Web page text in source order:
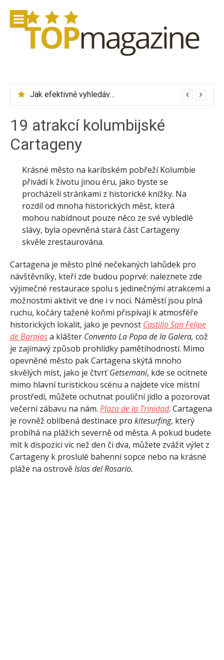
obsah
Zalando Lounge – značkové oblečení se slevou až 75 %
19 atrakcí kolumbijské
Cartageny
Krásné město na karibském pobřeží Kolumbie
přivádí k životu jinou éru, jako byste se
procházeli stránkami z historické knížky. Na
rozdíl od mnoha historických měst, která
mohou nabídnout pouze něco ze své vybledlé
slávy, byla opevněná stará část Cartageny
skvěle zrestaurována.
Cartagena je město plné nečekaných lahůdek pro
návštěvníky, kteří zde budou poprvé: naleznete zde
výjimečné restaurace spolu s jedinečnými atrakcemi a
možnostmi aktivit ve dne i v noci. Náměstí jsou plná
ruchu, kočáry tažené koňmi přispívají k atmosféře
historických lokalit, jako je pevnost Castillo San Felipe
de Barajasa klášter Convento La Popa de la Galera, což
je zajímavý způsob prohlídky pamětihodností. Mimo
opevněné město pak Cartagena skýtá mnoho
skvělých míst, jako je čtvrťGetsemani, kde se ocitnete
mimo hlavní turistickou scénu a najdete více místní
prostředí, můžete ochutnat pouliční jídlo a pozorovat
večerní zábavu na nám. Plaza de la Trinidad. Cartagena
je rovněž oblíbená destinace pro kitesurfing, který
probíhá na plážích severně od města. A pokud budete
mít k dispozici víc než den či dva, můžete zvážit výlet z
Cartageny k proslulé bahenní sopce nebo na krásné
pláže na ostrověIslas del Rosario.